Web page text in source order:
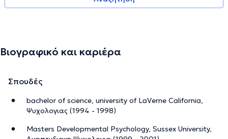
Βιογραφικό και καριέρα
Σπουδές
bachelor of science, university of LaVerne California,
Ψυχολογιας (1994 - 1998)
Masters Developmental Psychology, Sussex University,